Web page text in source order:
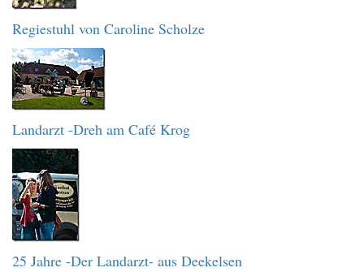
Regiestuhl von Caroline Scholze
Landarzt -Dreh am Café Krog
25 Jahre -Der Landarzt- aus Deekelsen